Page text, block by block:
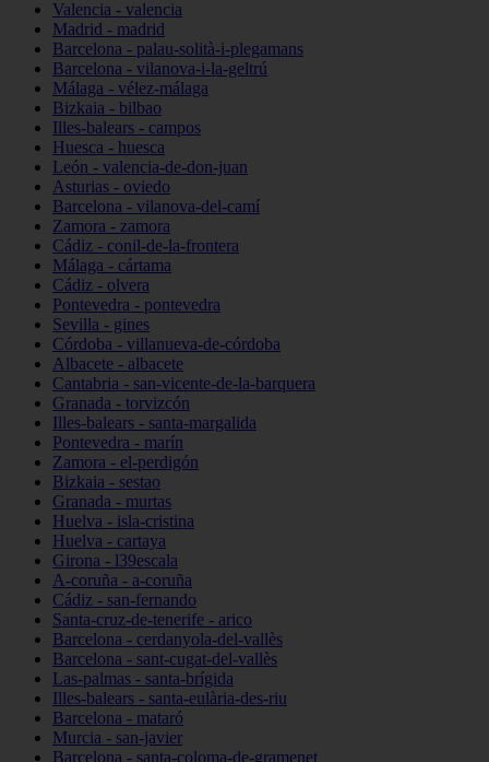
Valencia - valencia
Madrid - madrid
Barcelona - palau-solità-i-plegamans
Barcelona - vilanova-i-la-geltrú
Málaga - vélez-málaga
Bizkaia - bilbao
Illes-balears - campos
Huesca - huesca
León - valencia-de-don-juan
Asturias - oviedo
Barcelona - vilanova-del-camí
Zamora - zamora
Cádiz - conil-de-la-frontera
Málaga - cártama
Cádiz - olvera
Pontevedra - pontevedra
Sevilla - gines
Córdoba - villanueva-de-córdoba
Albacete - albacete
Cantabria - san-vicente-de-la-barquera
Granada - torvizcón
Illes-balears - santa-margalida
Pontevedra - marín
Zamora - el-perdigón
Bizkaia - sestao
Granada - murtas
Huelva - isla-cristina
Huelva - cartaya
Girona - l39escala
A-coruña - a-coruña
Cádiz - san-fernando
Santa-cruz-de-tenerife - arico
Barcelona - cerdanyola-del-vallès
Barcelona - sant-cugat-del-vallès
Las-palmas - santa-brígida
Illes-balears - santa-eulària-des-riu
Barcelona - mataró
Murcia - san-javier
Barcelona - santa-coloma-de-gramenet